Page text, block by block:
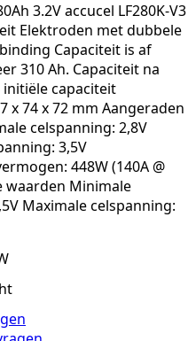
3.2V accucel LF280K-V3
Elektroden met dubbele
Capaciteit is af
310 Ah. Capaciteit na
initiële capaciteit
x 74 x 72 mm Aangeraden
celspanning: 2,8V
3,5V
448W (140A @
waarden Minimale
Maximale celspanning: